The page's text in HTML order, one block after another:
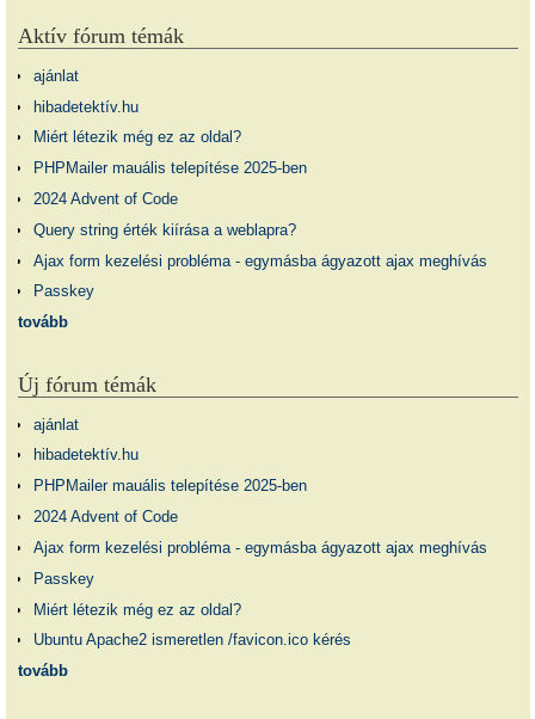
Aktív fórum témák
ajánlat
hibadetektív.hu
Miért létezik még ez az oldal?
PHPMailer mauális telepítése 2025-ben
2024 Advent of Code
Query string érték kiírása a weblapra?
Ajax form kezelési probléma - egymásba ágyazott ajax meghívás
Passkey
tovább
Új fórum témák
ajánlat
hibadetektív.hu
PHPMailer mauális telepítése 2025-ben
2024 Advent of Code
Ajax form kezelési probléma - egymásba ágyazott ajax meghívás
Passkey
Miért létezik még ez az oldal?
Ubuntu Apache2 ismeretlen /favicon.ico kérés
tovább